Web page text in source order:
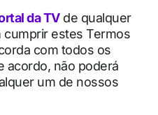
rtaldaTVde qualquer
estes Termos
com todos os
acordo, não poderá
um de nossos